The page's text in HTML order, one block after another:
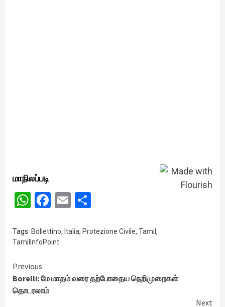
மாநிலப்படி
WhatsApp
Facebook
Email
Tags: Bollettino, Italia, Protezione Civile, Tamil ,
TamilInfoPoint
Continue
Reading
Previous
Borelli: மே மாதம் வரை தற்போதைய நெறிமுறைகள்
தொடரலாம்
Next